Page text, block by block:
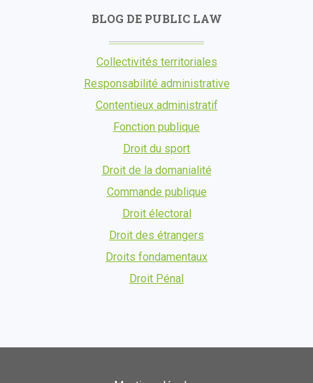
BLOG DE PUBLIC LAW
Collectivités territoriales
Responsabilité administrative
Contentieux administratif
Fonction publique
Droit du sport
Droit de la domanialité
Commande publique
Droit électoral
Droit des étrangers
Droits fondamentaux
Droit Pénal